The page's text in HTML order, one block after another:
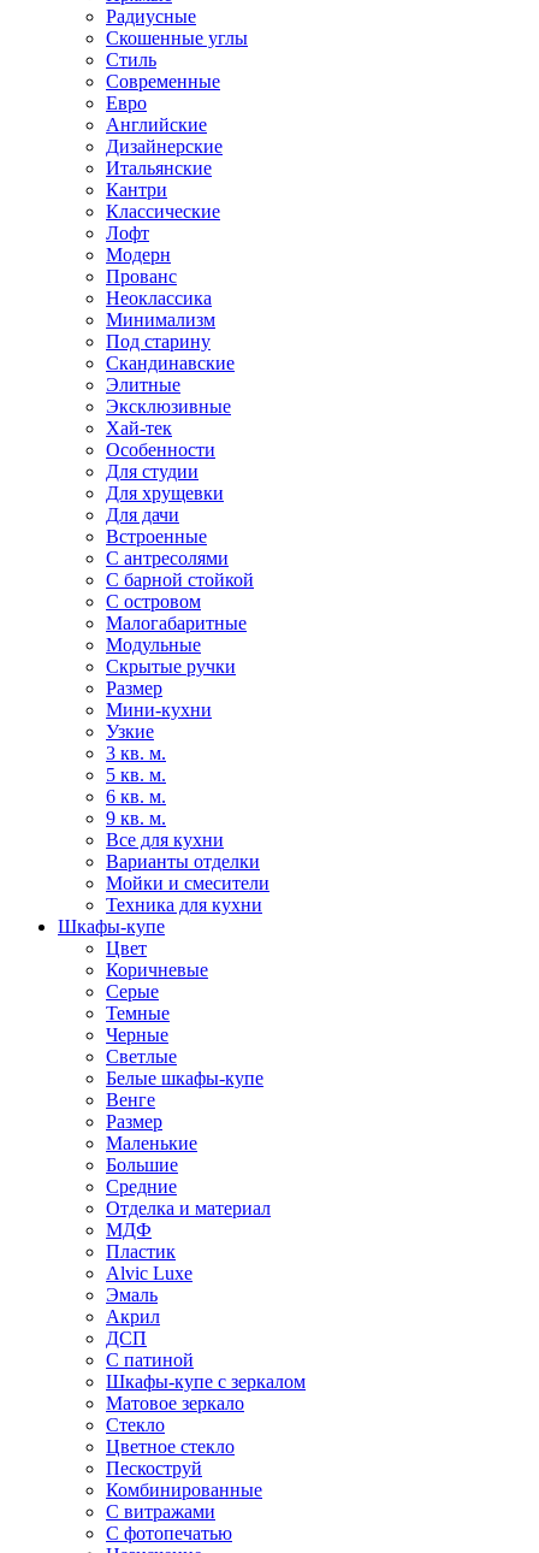
Радиусные
Скошенные углы
Стиль
Современные
Евро
Английские
Дизайнерские
Итальянские
Кантри
Классические
Лофт
Модерн
Прованс
Неоклассика
Минимализм
Под старину
Скандинавские
Элитные
Эксклюзивные
Хай-тек
Особенности
Для студии
Для хрущевки
Для дачи
Встроенные
С антресолями
С барной стойкой
С островом
Малогабаритные
Модульные
Скрытые ручки
Размер
Мини-кухни
Узкие
3 кв. м.
5 кв. м.
6 кв. м.
9 кв. м.
Все для кухни
Варианты отделки
Мойки и смесители
Техника для кухни
Шкафы-купе
Цвет
Коричневые
Серые
Темные
Черные
Светлые
Белые шкафы-купе
Венге
Размер
Маленькие
Большие
Средние
Отделка и материал
МДФ
Пластик
Alvic Luxe
Эмаль
Акрил
ДСП
С патиной
Шкафы-купе с зеркалом
Матовое зеркало
Стекло
Цветное стекло
Пескоструй
Комбинированные
С витражами
С фотопечатью